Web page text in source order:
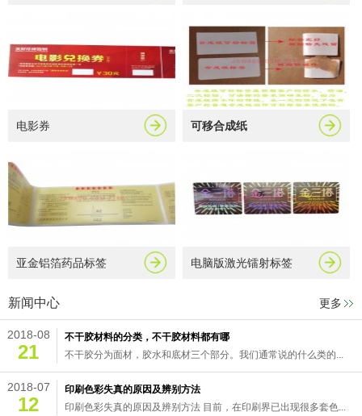
电影券 可移合成纸
亚金铝箔药品标签 电脑版激光镭射标签
新闻中心 更多
2018-08
21
不干胶材料的分类，不干胶材料都有哪
不干胶分为面材，胶水和底材三个部分。我们通常说的什么类的...
2018-07
12
印刷色彩失真的原因及辨别方法
印刷色彩失真的原因及辨别方法 目前，在印刷界已出现很多套色...